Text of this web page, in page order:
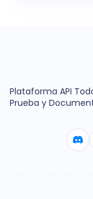
Plataforma API
Prueba y